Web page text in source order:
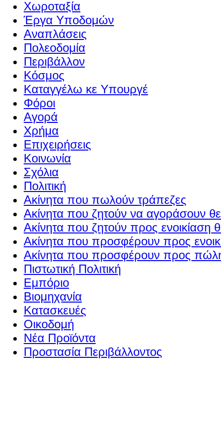
Χωροταξία
Έργα Υποδομών
Αναπλάσεις
Πολεοδομία
Περιβάλλον
Κόσμος
Καταγγέλω κε Υπουργέ
Φόροι
Αγορά
Χρήμα
Επιχειρήσεις
Κοινωνία
Σχόλια
Πολιτική
Ακίνητα που πωλούν τράπεζες
Ακίνητα που ζητούν να αγοράσουν
Ακίνητα που ζητούν προς ενοικίαση
Ακίνητα που προσφέρουν προς
Ακίνητα που προσφέρουν προς
Πιστωτική Πολιτική
Εμπόριο
Βιομηχανία
Κατασκευές
Οικοδομή
Νέα Προϊόντα
Προστασία Περιβάλλοντος